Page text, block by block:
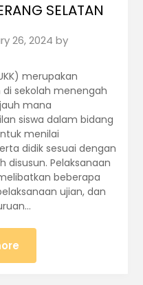
SELATAN
26, 2024 by
merupakan
di sekolah menengah
mana
siswa dalam bidang
menilai
didik sesuai dengan
disusun. Pelaksanaan
beberapa
ujian, dan